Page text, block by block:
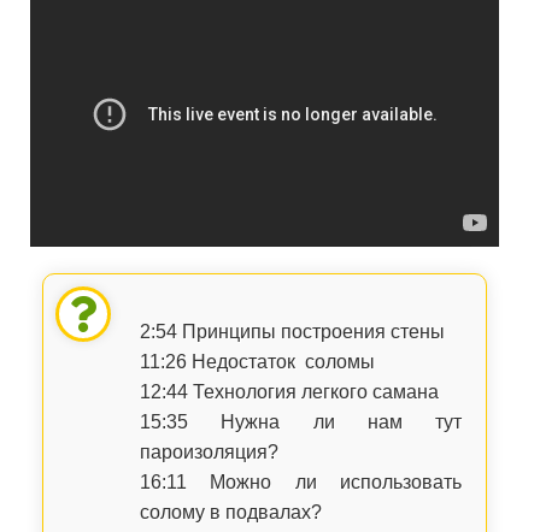
2:54 Принципы построения стены
11:26 Недостаток соломы
12:44 Технология легкого самана
15:35 Нужна ли нам тут
пароизоляция?
16:11 Можно ли использовать
солому в подвалах?